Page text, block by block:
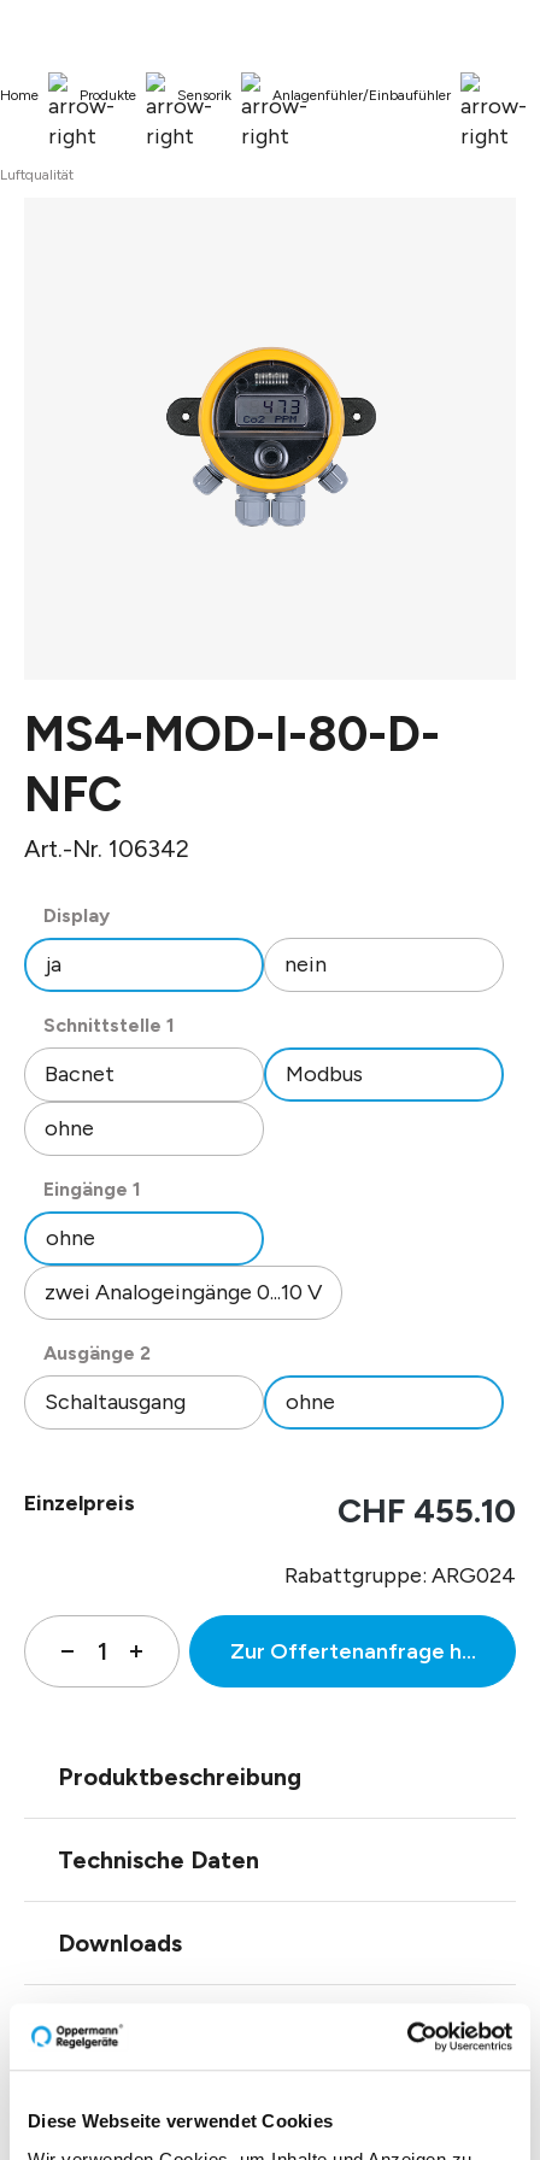
Diese Webseite verwendet Cookies
Home Produkte Sensorik Anlagenfühler/Einbaufühler
Luftqualität
MS4-MOD-I-80-D-
NFC
Art.-Nr. 106342
Displayauswählen
ja
nein
Schnittstelle 1
Bacnet
Modbus
ohne
Eingänge 1
ohne
zwei Analogeingänge 0...10 V
Ausgänge 2
Schaltausgang
ohne
Einzelpreis CHF 455.10
Rabattgruppe: ARG024
Zur Offertenanfrage
Produktbeschreibung
Technische Daten
Downloads
Zubehör